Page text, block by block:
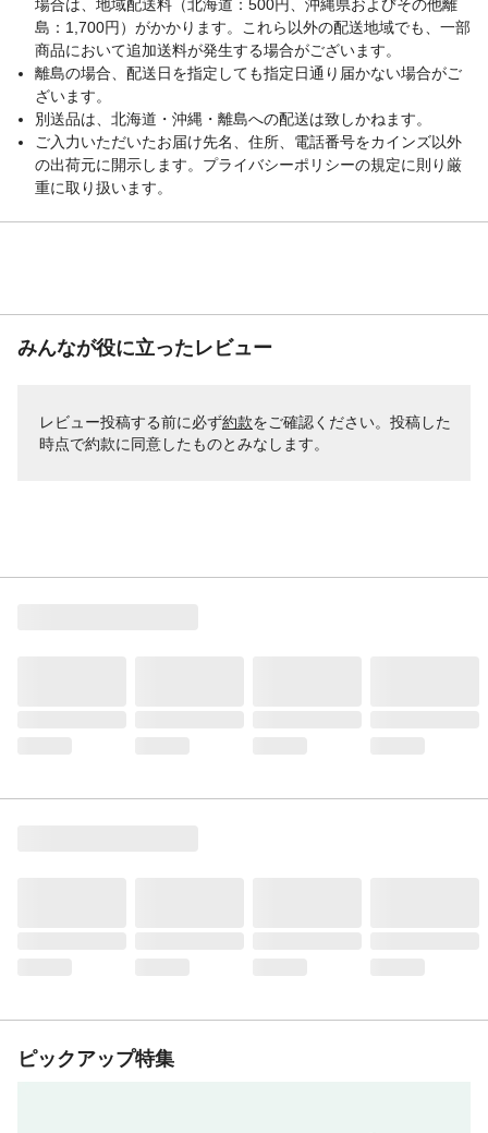
場合は、地域配送料（北海道：500円、沖縄県およびその他離
島：1,700円）がかかります。これら以外の配送地域でも、一部
商品において追加送料が発生する場合がございます。
離島の場合、配送日を指定しても指定日通り届かない場合がご
ざいます。
別送品は、北海道・沖縄・離島への配送は致しかねます。
ご入力いただいたお届け先名、住所、電話番号をカインズ以外
の出荷元に開示します。プライバシーポリシーの規定に則り厳
重に取り扱います。
みんなが役に立ったレビュー
レビュー投稿する前に必ず約款をご確認ください。投稿した
時点で約款に同意したものとみなします。
ピックアップ特集